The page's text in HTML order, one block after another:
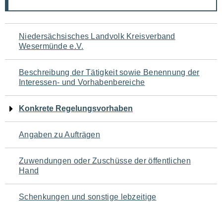
Navigation
für
den
Seiteninhalt
Niedersächsisches Landvolk Kreisverband
Wesermünde e.V.
Beschreibung der Tätigkeit sowie Benennung der
Interessen- und Vorhabenbereiche
Konkrete Regelungsvorhaben
Angaben zu Aufträgen
Zuwendungen oder Zuschüsse der öffentlichen
Hand
Schenkungen und sonstige lebzeitige